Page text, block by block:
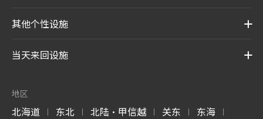
其他个性设施
当天来回设施
地区
北海道 | 东北 | 北陆・甲信越 | 关东 | 东海 |